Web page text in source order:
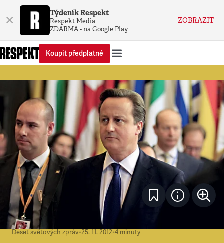
× Týdeník Respekt
Respekt Media
ZDARMA - na Google Play
ZOBRAZIT
Koupit předplatné
Deset světových zpráv•25. 11. 2012•4 minuty